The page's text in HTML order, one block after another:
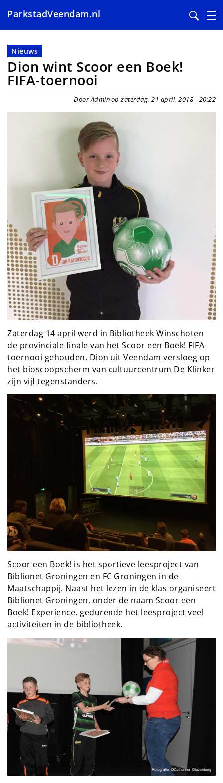
en
naar
de
inhoud
ParkstadVeendam.nl
Nieuws
Dion wint Scoor een Boek!
FIFA-toernooi
Door Admin op zaterdag, 21 april, 2018 - 20:22
Zaterdag 14 april werd in Bibliotheek Winschoten
de provinciale finale van het Scoor een Boek! FIFA-
toernooi gehouden. Dion uit Veendam versloeg op
het bioscoopscherm van cultuurcentrum De Klinker
zijn vijf tegenstanders.
Scoor een Boek! is het sportieve leesproject van
Biblionet Groningen en FC Groningen in de
Maatschappij. Naast het lezen in de klas organiseert
Biblionet Groningen, onder de naam Scoor een
Boek! Experience, gedurende het leesproject veel
activiteiten in de bibliotheek.